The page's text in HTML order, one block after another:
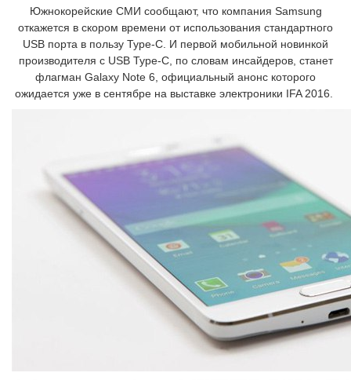
Южнокорейские СМИ сообщают, что компания Samsung
откажется в скором времени от использования стандартного
USB порта в пользу Type-C. И первой мобильной новинкой
производителя с USB Type-C, по словам инсайдеров, станет
флагман Galaxy Note 6, официальный анонс которого
ожидается уже в сентябре на выставке электроники IFA 2016.